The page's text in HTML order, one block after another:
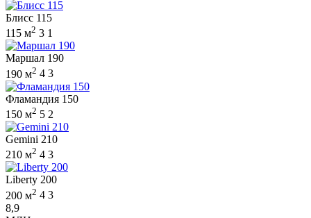
Блисс 115
115 м2 3 1
Маршал 190
190 м2 4 3
Фламандия 150
150 м2 5 2
Gemini 210
210 м2 4 3
Liberty 200
200 м2 4 3
8,9